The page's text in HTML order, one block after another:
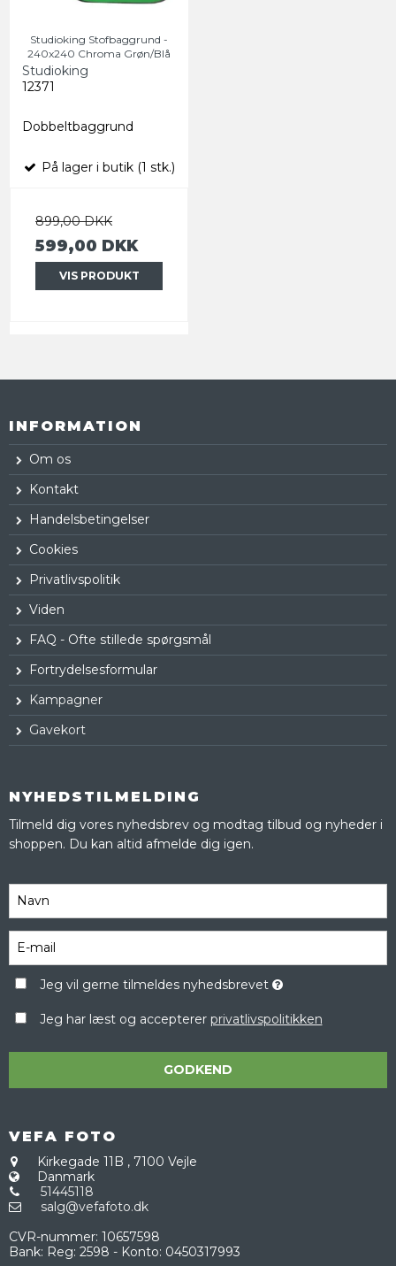
Studioking Stofbaggrund -
240x240 Chroma Grøn/Blå
Studioking
12371
Dobbeltbaggrund
På lager i butik (1 stk.)
899,00 DKK
599,00 DKK
VIS PRODUKT
INFORMATION
Om os
Kontakt
Handelsbetingelser
Cookies
Privatlivspolitik
Viden
FAQ - Ofte stillede spørgsmål
Fortrydelsesformular
Kampagner
Gavekort
NYHEDSTILMELDING
Tilmeld dig vores nyhedsbrev og modtag tilbud og nyheder i
shoppen. Du kan altid afmelde dig igen.
Jeg vil gerne tilmeldes nyhedsbrevet
Jeg har læst og accepterer privatlivspolitikken
GODKEND
VEFA FOTO
Kirkegade 11B , 7100 Vejle
Danmark
51445118
salg@vefafoto.dk
CVR-nummer: 10657598
Bank: Reg: 2598 - Konto: 0450317993